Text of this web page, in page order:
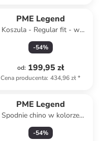
PME Legend
Koszula - Regular fit - w
kolorze błękitnym
-54%
od: 199,95 zł
Cena producenta: 434,96 zł*
PME Legend
Spodnie chino w kolorze
niebieskim
-54%